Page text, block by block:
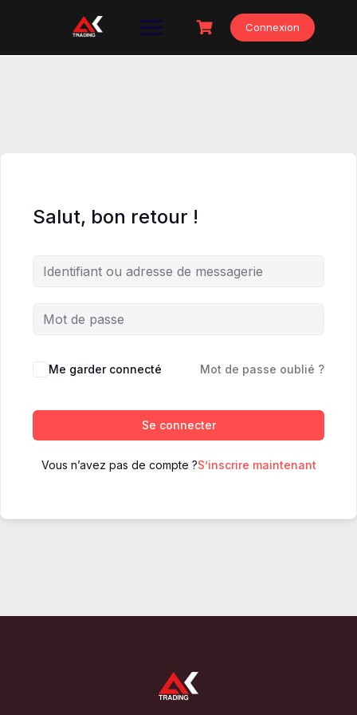
Connexion
Salut, bon retour !
Me garder connecté Mot de passe oublié ?
Se connecter
Vous n’avez pas de compte ?S’inscrire maintenant